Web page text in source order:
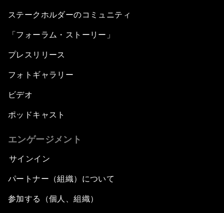
ステークホルダーのコミュニティ
「フォーラム・ストーリー」
プレスリリース
フォトギャラリー
ビデオ
ポッドキャスト
エンゲージメント
サインイン
パートナー（組織）について
参加する（個人、組織）